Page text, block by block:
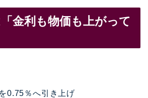
金利も物価も上がって
0.75％へ引き上げ